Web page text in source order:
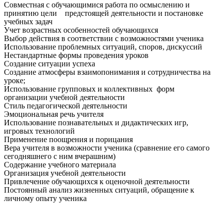
Совместная с обучающимися работа по осмыслению и
принятию цели предстоящей деятельности и постановке
учебных задач
Учет возрастных особенностей обучающихся
Выбор действия в соответствии с возможностями ученика
Использование проблемных ситуаций, споров, дискуссий
Нестандартные формы проведения уроков
Создание ситуации успеха
Создание атмосферы взаимопонимания и сотрудничества на
уроке;
Использование групповых и коллективных форм
организации учебной деятельности
Стиль педагогической деятельности
Эмоциональная речь учителя
Использование познавательных и дидактических игр,
игровых технологий
Применение поощрения и порицания
Вера учителя в возможности ученика (сравнение его самого
сегодняшнего с ним вчерашним)
Содержание учебного материала
Организация учебной деятельности
Привлечение обучающихся к оценочной деятельности
Постоянный анализ жизненных ситуаций, обращение к
личному опыту ученика